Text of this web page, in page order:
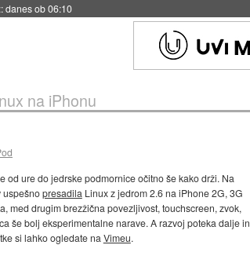
na iPhonu
ure do jedrske podmornice očitno še kako drži. Na
uspešnopresadila Linux z jedrom 2.6 na iPhone 2G, 3G
med drugim brezžična povezljivost, touchscreen, zvok,
še bolj eksperimentalne narave. A razvoj poteka dalje in
si lahko ogledate na Vimeu.